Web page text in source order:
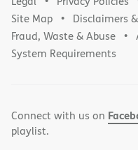
Site Map
Disclaimers
Fraud, Waste & Abuse
System Requirements
Connect with us on
playlist.